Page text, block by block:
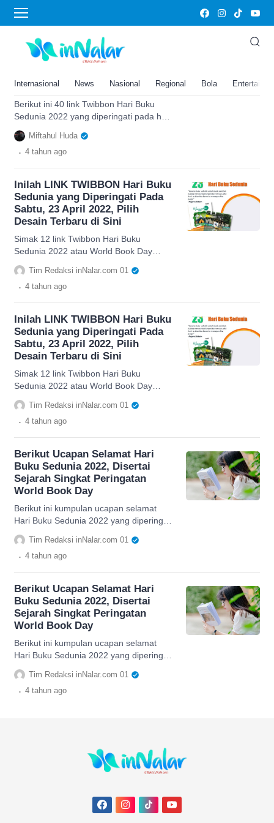
Internasional News Nasional Regional Bola
Hari Buku Sedunia 2022
40 Link Twibbon Hari Buku
Sedunia pada 23 April 2022,
Kekinian
Berikut ini 40 link Twibbon Hari Buku
Sedunia 2022 yang diperingati pada hari
Sabtu, 23 April 2022. Dapatkan desain
Twibbonize keren di sini
Miftahul Huda
. 4 tahun ago
Inilah LINK TWIBBON Hari Buku
Sedunia yang Diperingati Pada
Sabtu, 23 April 2022, Pilih
Desain Terbaru di Sini
Simak 12 link Twibbon Hari Buku
Sedunia 2022 atau World Book Day
2022 dalam artikel ini dengan desain
terbaru dan terlaris.
Tim Redaksi inNalar.com 01
. 4 tahun ago
Inilah LINK TWIBBON Hari Buku
Sedunia yang Diperingati Pada
Sabtu, 23 April 2022, Pilih
Desain Terbaru di Sini
Simak 12 link Twibbon Hari Buku
Sedunia 2022 atau World Book Day
2022 dalam artikel ini dengan desain
terbaru dan terlaris.
Tim Redaksi inNalar.com 01
. 4 tahun ago
Berikut Ucapan Selamat Hari
Buku Sedunia 2022, Disertai
Sejarah Singkat Peringatan
World Book Day
Berikut ini kumpulan ucapan selamat
Hari Buku Sedunia 2022 yang diperingati
pada Sabtu, 23 April 2022. Simak
selengkapnya dalam artikel ini.
Tim Redaksi inNalar.com 01
. 4 tahun ago
Berikut Ucapan Selamat Hari
Buku Sedunia 2022, Disertai
Sejarah Singkat Peringatan
World Book Day
Berikut ini kumpulan ucapan selamat
Hari Buku Sedunia 2022 yang diperingati
pada Sabtu, 23 April 2022. Simak
selengkapnya dalam artikel ini.
Tim Redaksi inNalar.com 01
. 4 tahun ago